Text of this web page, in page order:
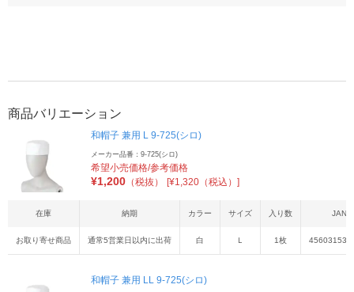
商品バリエーション
和帽子 兼用 L 9-725(シロ)
メーカー品番：9-725(シロ)
希望小売価格/参考価格
¥1,200 （税抜） [¥1,320（税込）]
在庫 納期 カラー サイズ 入り数 JAN
お取り寄せ商品 通常5営業日以内に出荷 白 Ｌ 1枚
和帽子 兼用 LL 9-725(シロ)